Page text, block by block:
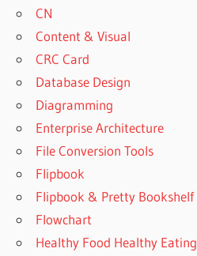
CN
Content & Visual
CRC Card
Database Design
Diagramming
Enterprise Architecture
File Conversion Tools
Flipbook
Flipbook & Pretty Bookshelf
Flowchart
Healthy Food Healthy Eating